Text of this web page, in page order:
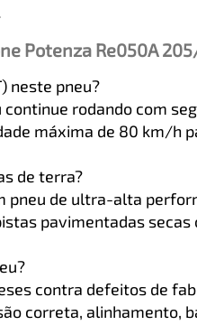
Potenza Re050A
neste pneu?
rodando com
máxima de 80 km/h
de terra?
pneu de ultra-alta
pavimentadas secas
contra defeitos de
correta, alinhamento,